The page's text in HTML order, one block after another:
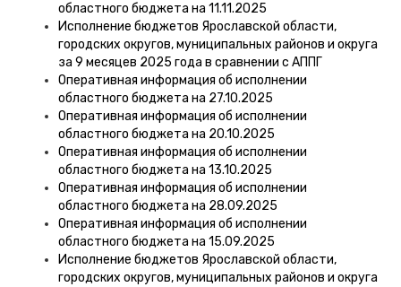
областного бюджета на 11.11.2025
Исполнение бюджетов Ярославской области,
городских округов, муниципальных районов и округа
за 9 месяцев 2025 года в сравнении с АППГ
Оперативная информация об исполнении
областного бюджета на 27.10.2025
Оперативная информация об исполнении
областного бюджета на 20.10.2025
Оперативная информация об исполнении
областного бюджета на 13.10.2025
Оперативная информация об исполнении
областного бюджета на 28.09.2025
Оперативная информация об исполнении
областного бюджета на 15.09.2025
Исполнение бюджетов Ярославской области,
городских округов, муниципальных районов и округа